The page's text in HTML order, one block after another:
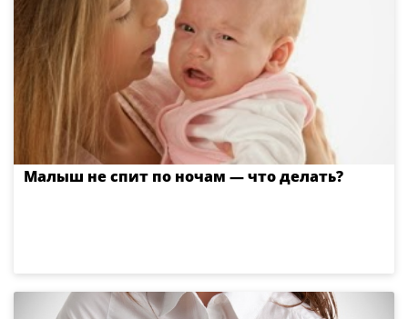
Малыш не спит по ночам — что делать?